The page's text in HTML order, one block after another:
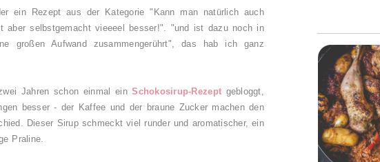
ein Rezept aus der Kategorie "Kann man natürlich auch
aber selbstgemacht vieeeel besser!". "und ist dazu noch in
großen Aufwand zusammengerührt", das hab ich ganz
Jahren schon einmal einSchokosirup-Rezept gebloggt,
besser - der Kaffee und der braune Zucker machen den
Dieser Sirup schmeckt viel runder und aromatischer, ein
Praline.